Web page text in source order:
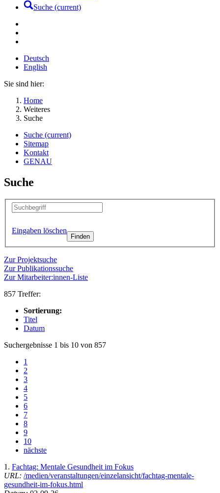
Suche (current)
Deutsch
English
Sie sind hier:
Home
Weiteres
Suche
Suche (current)
Sitemap
Kontakt
GENAU
Suche
Eingaben löschen
Zur Projektsuche
Zur Publikationssuche
Zur Mitarbeiter:innen-Liste
857 Treffer:
Sortierung:
Titel
Datum
Suchergebnisse 1 bis 10 von 857
1
2
3
4
5
6
7
8
9
10
nächste
1. Fachtag: Mentale Gesundheit im Fokus
URL: /medien/veranstaltungen/einzelansicht/fachtag-mentale-
gesundheit-im-fokus.html